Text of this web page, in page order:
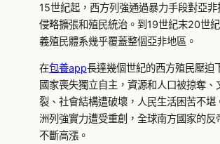
15世紀起，西方列強通過暴力手段對亞
侵略擴張和殖民統治。到19世紀末20世
義殖民體系幾乎覆蓋整個亞非地區。
在包養app長達幾個世紀的西方殖民壓迫
國家喪失獨立自主，資源和人口被掠奪、
裂、社會結構遭破壞，人民生活困苦不堪
洲列強實力遭受重創，全球南方國家的反
不斷高漲。